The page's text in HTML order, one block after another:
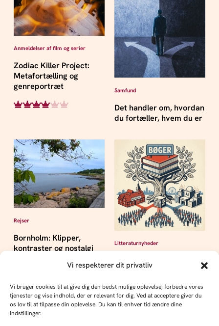
Vi respekterer dit privatliv
Vi bruger cookies til at give dig den bedst mulige oplevelse, forbedre vores
tjenester og vise indhold, der er relevant for dig. Ved at acceptere giver du
os lov til at tilpasse din oplevelse. Du kan til enhver tid ændre dine
indstillinger.
Anmeldelser af film og serier
Zodiac Killer Project:
Metafortælling og
genreportræt
Samfund
Det handler om, hvordan
du fortæller, hvem du er
Rejser
Bornholm: Klipper,
kontraster og nostalgi
Litteraturnyheder
Systemskifte: Algoritmer
og eksperimentel filosofi